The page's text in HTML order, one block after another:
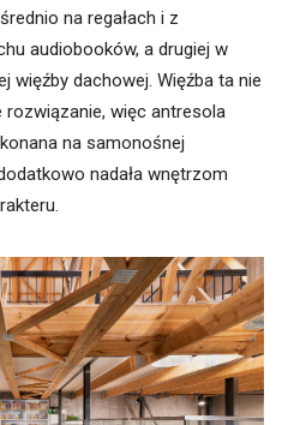
na regałach i z
audiobooków, a drugiej w
więźby dachowej. Więźba ta nie
rozwiązanie, więc antresola
na samonośnej
nadała wnętrzom